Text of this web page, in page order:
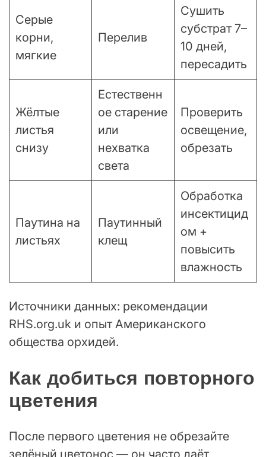
Серые
корни,
мягкие
Перелив
Сушить
субстрат 7–
10 дней,
пересадить
Жёлтые
листья
снизу
Естественн
ое старение
или
нехватка
света
Проверить
освещение,
обрезать
Паутина на
листьях
Паутинный
клещ
Обработка
инсектицид
ом +
повысить
влажность
Источники данных: рекомендации
RHS.org.uk и опыт Американского
общества орхидей.
Как добиться повторного
цветения
После первого цветения не обрезайте